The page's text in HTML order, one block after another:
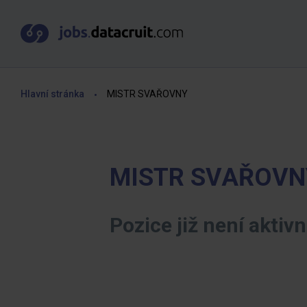
Hlavní stránka MISTR SVAŘOVNY
MISTR
Pozice již není